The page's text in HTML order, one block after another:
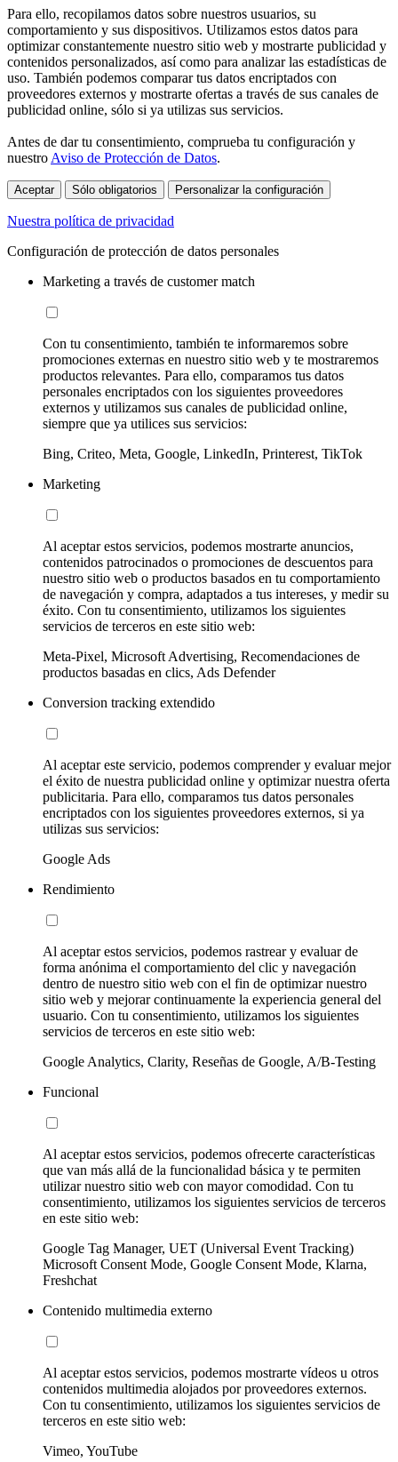
Para ello, recopilamos datos sobre nuestros usuarios, su
comportamiento y sus dispositivos. Utilizamos estos datos para
optimizar constantemente nuestro sitio web y mostrarte publicidad y
contenidos personalizados, así como para analizar las estadísticas de
uso. También podemos comparar tus datos encriptados con
proveedores externos y mostrarte ofertas a través de sus canales de
publicidad online, sólo si ya utilizas sus servicios.
Antes de dar tu consentimiento, comprueba tu configuración y
nuestro Aviso de Protección de Datos.
Aceptar Sólo obligatorios Personalizar la configuración
Nuestra política de privacidad
Configuración de protección de datos personales
Marketing a través de customer match
Con tu consentimiento, también te informaremos sobre
promociones externas en nuestro sitio web y te mostraremos
productos relevantes. Para ello, comparamos tus datos
personales encriptados con los siguientes proveedores
externos y utilizamos sus canales de publicidad online,
siempre que ya utilices sus servicios:
Bing, Criteo, Meta, Google, LinkedIn, Printerest, TikTok
Marketing
Al aceptar estos servicios, podemos mostrarte anuncios,
contenidos patrocinados o promociones de descuentos para
nuestro sitio web o productos basados en tu comportamiento
de navegación y compra, adaptados a tus intereses, y medir su
éxito. Con tu consentimiento, utilizamos los siguientes
servicios de terceros en este sitio web:
Meta-Pixel, Microsoft Advertising, Recomendaciones de
productos basadas en clics, Ads Defender
Conversion tracking extendido
Al aceptar este servicio, podemos comprender y evaluar mejor
el éxito de nuestra publicidad online y optimizar nuestra oferta
publicitaria. Para ello, comparamos tus datos personales
encriptados con los siguientes proveedores externos, si ya
utilizas sus servicios:
Google Ads
Rendimiento
Al aceptar estos servicios, podemos rastrear y evaluar de
forma anónima el comportamiento del clic y navegación
dentro de nuestro sitio web con el fin de optimizar nuestro
sitio web y mejorar continuamente la experiencia general del
usuario. Con tu consentimiento, utilizamos los siguientes
servicios de terceros en este sitio web:
Google Analytics, Clarity, Reseñas de Google, A/B-Testing
Funcional
Al aceptar estos servicios, podemos ofrecerte características
que van más allá de la funcionalidad básica y te permiten
utilizar nuestro sitio web con mayor comodidad. Con tu
consentimiento, utilizamos los siguientes servicios de terceros
en este sitio web:
Google Tag Manager, UET (Universal Event Tracking)
Microsoft Consent Mode, Google Consent Mode, Klarna,
Freshchat
Contenido multimedia externo
Al aceptar estos servicios, podemos mostrarte vídeos u otros
contenidos multimedia alojados por proveedores externos.
Con tu consentimiento, utilizamos los siguientes servicios de
terceros en este sitio web:
Vimeo, YouTube